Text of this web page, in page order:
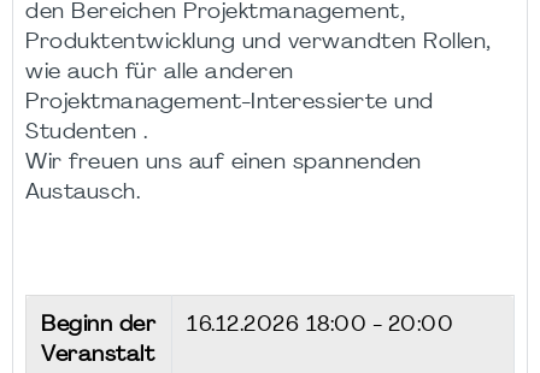
den Bereichen Projektmanagement,
Produktentwicklung und verwandten Rollen,
wie auch für alle anderen
Projektmanagement-Interessierte und
Studenten .
Wir freuen uns auf einen spannenden
Austausch.
Beginn der
Veranstalt
16.12.2026 18:00 - 20:00